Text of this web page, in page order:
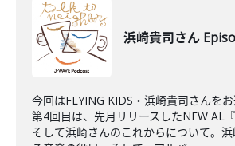
浜崎貴司さん
今回はFLYING KIDS・浜崎貴司さんをお
第4回目は、先月リリースしたNEW AL
そして浜崎さんのこれからについて。